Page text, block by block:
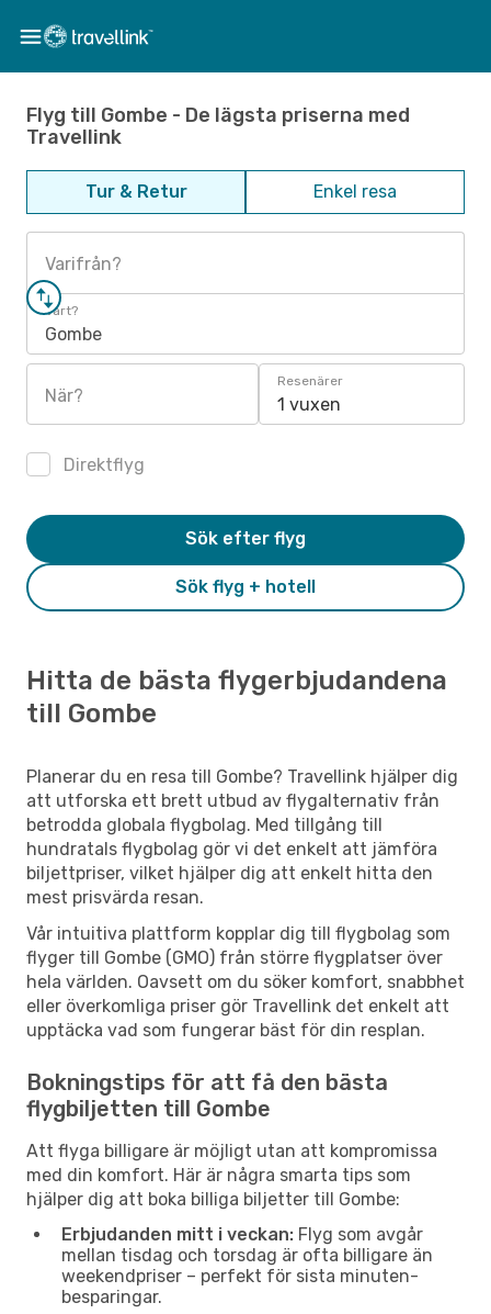
Flyg till Gombe - De lägsta priserna med
Travellink
Tur & Retur Enkel resa
Varifrån?
Vart?
Gombe
När?
Resenärer
1 vuxen
Direktflyg
Sök flyg + hotell
Sök efter flyg
Hitta de bästa flygerbjudandena
till Gombe
Planerar du en resa till Gombe? Travellink hjälper dig
att utforska ett brett utbud av flygalternativ från
betrodda globala flygbolag. Med tillgång till
hundratals flygbolag gör vi det enkelt att jämföra
biljettpriser, vilket hjälper dig att enkelt hitta den
mest prisvärda resan.
Vår intuitiva plattform kopplar dig till flygbolag som
flyger till Gombe (GMO) från större flygplatser över
hela världen. Oavsett om du söker komfort, snabbhet
eller överkomliga priser gör Travellink det enkelt att
upptäcka vad som fungerar bäst för din resplan.
Bokningstips för att få den bästa
flygbiljetten till Gombe
Att flyga billigare är möjligt utan att kompromissa
med din komfort. Här är några smarta tips som
hjälper dig att boka billiga biljetter till Gombe:
Erbjudanden mitt i veckan: Flyg som avgår
mellan tisdag och torsdag är ofta billigare än
weekendpriser – perfekt för sista minuten-
besparingar.